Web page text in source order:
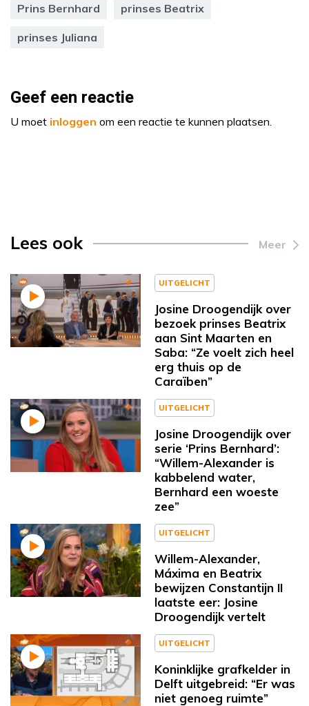
Prins Bernhard prinses Beatrix
prinses Juliana
Geef een reactie
U moet inloggen om een reactie te kunnen plaatsen.
Lees ook Meer
UITGELICHT
Josine Droogendijk over
bezoek prinses Beatrix
aan Sint Maarten en
Saba: “Ze voelt zich heel
erg thuis op de
Caraïben”
UITGELICHT
Josine Droogendijk over
serie ‘Prins Bernhard’:
“Willem-Alexander is
kabbelend water,
Bernhard een woeste
zee”
UITGELICHT
Willem-Alexander,
Máxima en Beatrix
bewijzen Constantijn II
laatste eer: Josine
Droogendijk vertelt
UITGELICHT
Koninklijke grafkelder in
Delft uitgebreid: “Er was
niet genoeg ruimte”